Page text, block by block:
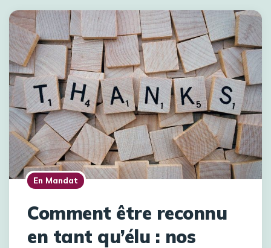
En Mandat
Comment être reconnu
en tant qu’élu : nos